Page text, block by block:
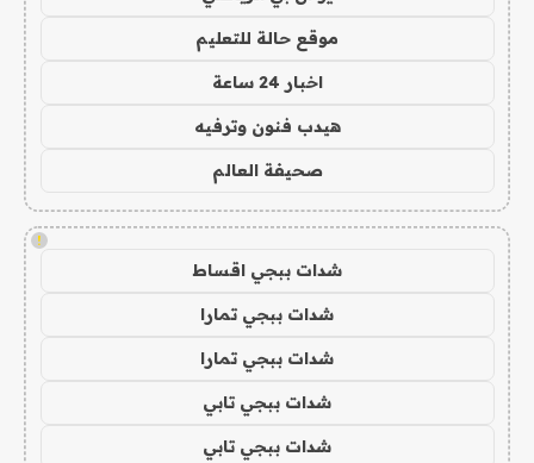
موقع حالة للتعليم
اخبار 24 ساعة
هيدب فنون وترفيه
صحيفة العالم
!
شدات ببجي اقساط
شدات ببجي تمارا
شدات ببجي تمارا
شدات ببجي تابي
شدات ببجي تابي